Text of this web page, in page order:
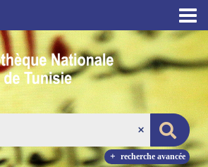
recherche avancée